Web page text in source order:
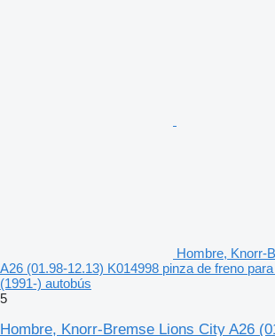
Hombre, Knorr-
A26 (01.98-12.13) K014998 pinza de freno
(1991-) autobús
5
Hombre, Knorr-Bremse Lions City A26